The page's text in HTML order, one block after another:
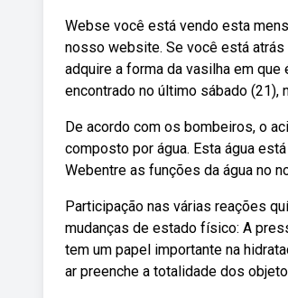
Webse você está vendo esta
nosso website. Se você está
adquire a forma da vasilha em
encontrado no último sábado (21),
De acordo com os bombeiros, o
composto por água. Esta água
Webentre as funções da água no
Participação nas várias reações
mudanças de estado físico: A
tem um papel importante na
ar preenche a totalidade dos